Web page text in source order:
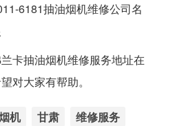
6181抽油烟机维修公司名
卡抽油烟机维修服务地址在
对大家有帮助。
机 甘肃 维修服务